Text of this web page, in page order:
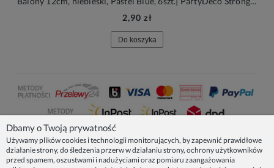
2,90 zł
Do koszyka
NASZE PRODUKTY
Dbamy o Twoją prywatność
Używamy plików cookies i technologii monitorujących, by zapewnić prawidłowe
działanie strony, do śledzenia przerw w działaniu strony, ochrony użytkowników
przed spamem, oszustwami i nadużyciami oraz pomiaru zaangażowania